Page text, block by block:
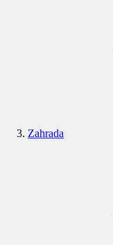
Zahrada